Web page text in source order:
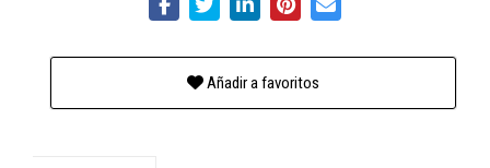
Añadir a favoritos